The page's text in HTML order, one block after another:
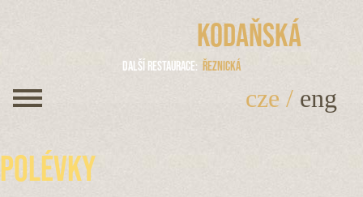
Kodaňská
Další restaurace Řeznická
cze / eng
Polévky